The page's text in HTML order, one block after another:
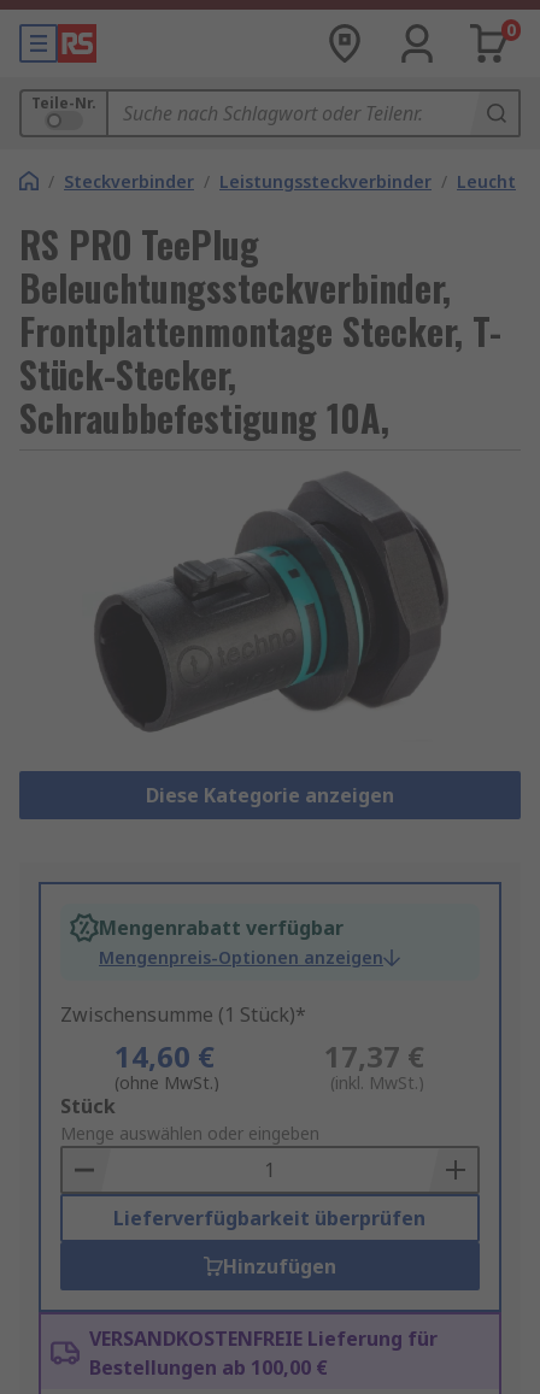
0
Teile-Nr.
/ Steckverbinder / Leistungssteckverbinder /
RS PRO TeePlug
Beleuchtungssteckverbinder,
Frontplattenmontage Stecker, T-
Stück-Stecker,
Schraubbefestigung 10A,
Diese Kategorie anzeigen
Mengenrabatt verfügbar
Mengenpreis-Optionen anzeigen
Zwischensumme (1 Stück)*
14,60 €
(ohne MwSt.)
17,37 €
(inkl. MwSt.)
Add
to
Basket
Stück
Menge auswählen oder eingeben
Lieferverfügbarkeit überprüfen
Hinzufügen
VERSANDKOSTENFREIE Lieferung für
Bestellungen ab 100,00 €